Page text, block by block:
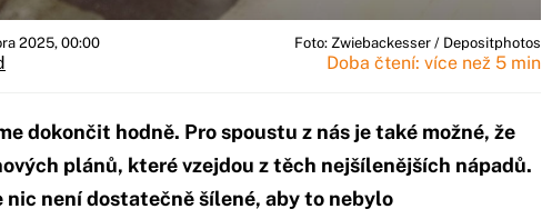
2025, 00:00 Foto: Zwiebackesser / Depositphotos
Doba čtení: více než 5 min
dokončit hodně. Pro spoustu z nás je také možné, že
plánů, které vzejdou z těch nejšílenějších nápadů.
nic není dostatečně šílené, aby to nebylo